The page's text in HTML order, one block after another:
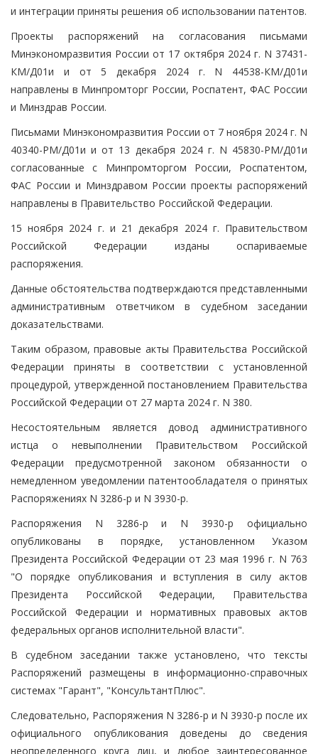
и интеграции приняты решения об использовании патентов.
Проекты распоряжений на согласования письмами
Минэкономразвития России от 17 октября 2024 г. N 37431-
КМ/Д01и и от 5 декабря 2024 г. N 44538-КМ/Д01и
направлены в Минпромторг России, Роспатент, ФАС России
и Минздрав России.
Письмами Минэкономразвития России от 7 ноября 2024 г. N
40340-РМ/Д01и и от 13 декабря 2024 г. N 45830-РМ/Д01и
согласованные с Минпромторгом России, Роспатентом,
ФАС России и Минздравом России проекты распоряжений
направлены в Правительство Российской Федерации.
15 ноября 2024 г. и 21 декабря 2024 г. Правительством
Российской Федерации изданы оспариваемые
распоряжения.
Данные обстоятельства подтверждаются представленными
административным ответчиком в судебном заседании
доказательствами.
Таким образом, правовые акты Правительства Российской
Федерации приняты в соответствии с установленной
процедурой, утвержденной постановлением Правительства
Российской Федерации от 27 марта 2024 г. N 380.
Несостоятельным является довод административного
истца о невыполнении Правительством Российской
Федерации предусмотренной законом обязанности о
немедленном уведомлении патентообладателя о принятых
Распоряжениях N 3286-р и N 3930-р.
Распоряжения N 3286-р и N 3930-р официально
опубликованы в порядке, установленном Указом
Президента Российской Федерации от 23 мая 1996 г. N 763
"О порядке опубликования и вступления в силу актов
Президента Российской Федерации, Правительства
Российской Федерации и нормативных правовых актов
федеральных органов исполнительной власти".
В судебном заседании также установлено, что тексты
Распоряжений размещены в информационно-справочных
системах "Гарант", "КонсультантПлюс".
Следовательно, Распоряжения N 3286-р и N 3930-р после их
официального опубликования доведены до сведения
неопределенного круга лиц, и любое заинтересованное